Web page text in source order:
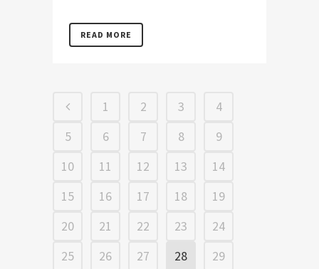
READ MORE
1 2 3
4
5
6 7 8
9
10
11 12 13
14
15
16 17 18
19
20
21 22 23
24
25
26 27 28
29